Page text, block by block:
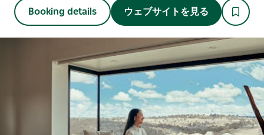
Booking details ウェブサイトを見る